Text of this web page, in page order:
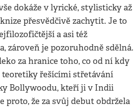
dokáže v lyrické, stylisticky až
přesvědčivě zachytit. Je to
a asi též
zároveň je pozoruhodně sdělná.
za hranice toho, co od ní kdy
teoretiky řešícími střetávání
Bollywoodu, kteří ji v Indii
proto, že za svůj debut obdržela